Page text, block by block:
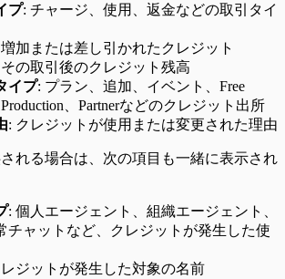
プ: チャージ、使用、返金などの取引タイ
増加または差し引かれたクレジット
その取引後のクレジット残高
イプ: プラン、追加、イベント、Free
、Partnerなどのクレジット出所
: クレジットが使用または変更された理由
れる場合は、次の項目も一緒に表示され
: 個人エージェント、組織エージェント、
チャットなど、クレジットが発生した使
ジットが発生した対象の名前